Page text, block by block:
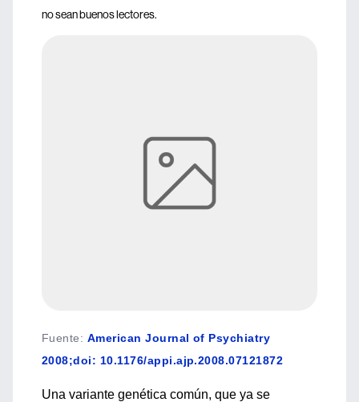
no sean buenos lectores.
Fuente: American Journal of Psychiatry
2008;doi: 10.1176/appi.ajp.2008.07121872
Una variante genética común, que ya se